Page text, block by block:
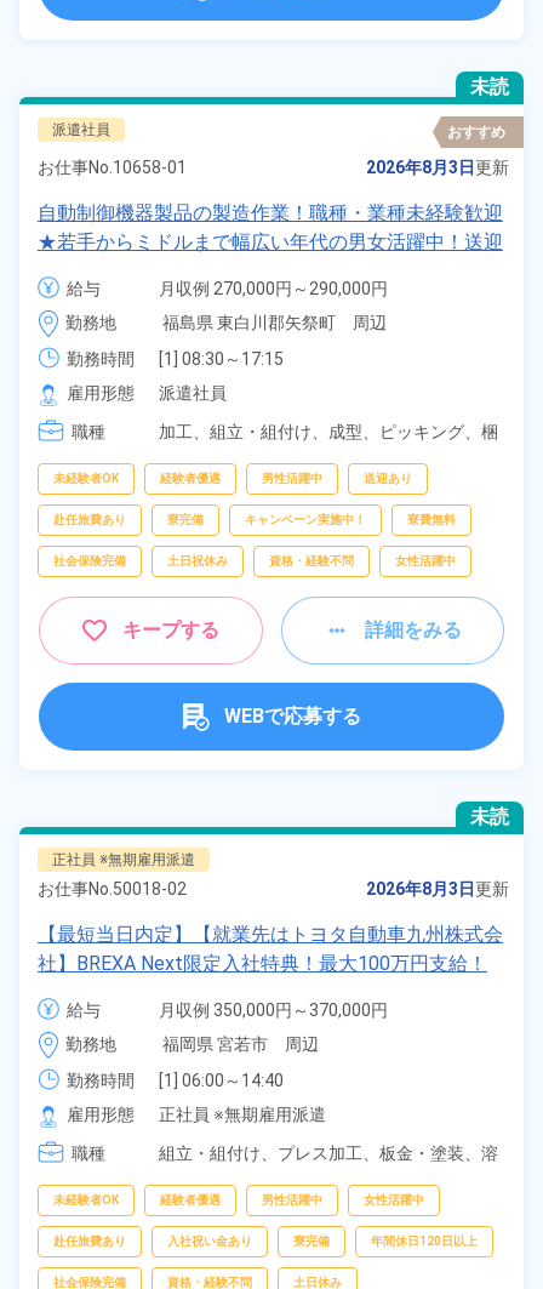
未読
派遣社員 おすすめ
お仕事No. 10658-01 2026年8月3日更新
自動制御機器製品の製造作業！職種・業種未経験歓迎
★若手からミドルまで幅広い年代の男女活躍中！送迎
付きの1R寮費無料＆赴任旅費会社負担！住み込みも
Ok！正社員登用制度あり！食堂利用OK！《福島県東
白川郡矢祭町》
給与
月収例 270,000円～290,000円
時給 1,600円～1,600円
勤務地
福島県 東白川郡矢祭町　周辺
勤務時間
[1] 08:30～17:15
[2] 06:00～14:45
[3] 14:45～23:30
[4] 12:45～21:30
雇用形態
派遣社員
職種
加工、 組立・組付け、 成型、 ピッキング、 梱
未経験者OK 経験者優遇 男性活躍中 送迎あり
赴任旅費あり 寮完備 キャンペーン実施中！ 寮費無料
社会保険完備 土日祝休み 資格・経験不問 女性活躍中
キープする 詳細をみる
WEBで応募する
未読
正社員 ※無期雇用派遣
お仕事No. 50018-02 2026年8月3日更新
【最短当日内定】【就業先はトヨタ自動車九州株式会
社】BREXA Next限定入社特典！最大100万円支給！
寮費無料！昇給＆業績賞与あり！相当支給★大手自動
車メーカーで車の組立・溶接・塗装作業！未経験歓迎
♪昇給＆業績賞与など各種手当も充実！備品付き1R寮
完備♪カバン一つで赴任OK！20代～30代の男女活躍
中！格安食堂あり♪生活支援物資事前対応可◎《福岡
県宮若市》
給与
月収例 350,000円～370,000円
給与 255,000円～255,000円
勤務地
福岡県 宮若市　周辺
勤務時間
[1] 06:00～14:40
[2] 16:00～00:40
[3] 16:30～01:10
[4] 15:20～00:00
雇用形態
正社員 ※無期雇用派遣
職種
組立・組付け、 プレス加工、 板金・塗装、 溶
未経験者OK 経験者優遇 男性活躍中 女性活躍中
赴任旅費あり 入社祝い金あり 寮完備 年間休日120日以上
社会保険完備 資格・経験不問 土日休み